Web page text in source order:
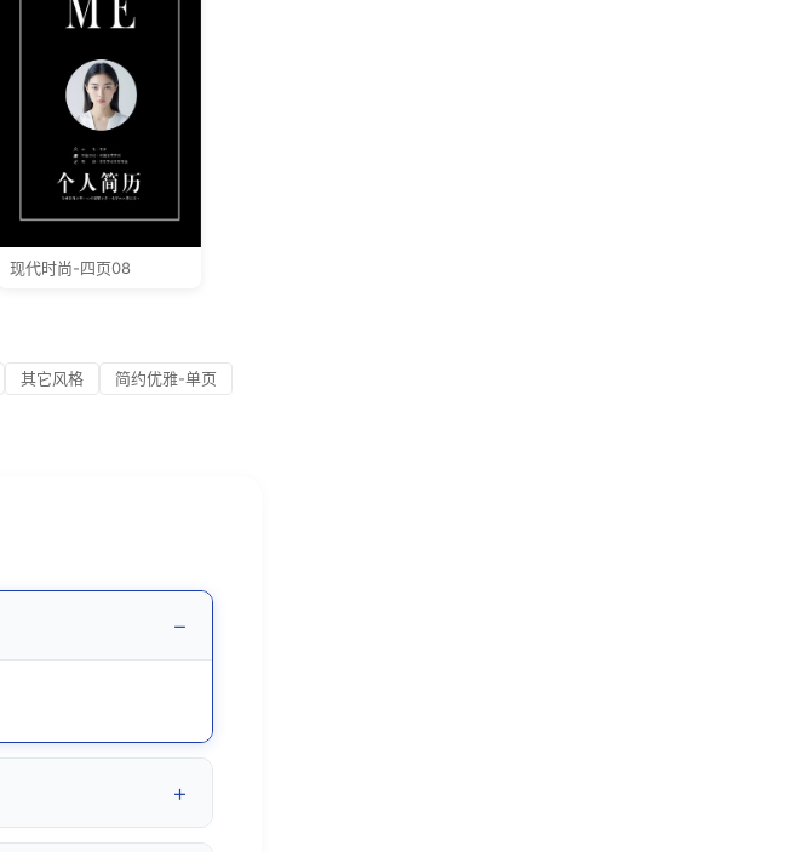
现代时尚-四页08
其它风格
简约优雅-单页
−
+